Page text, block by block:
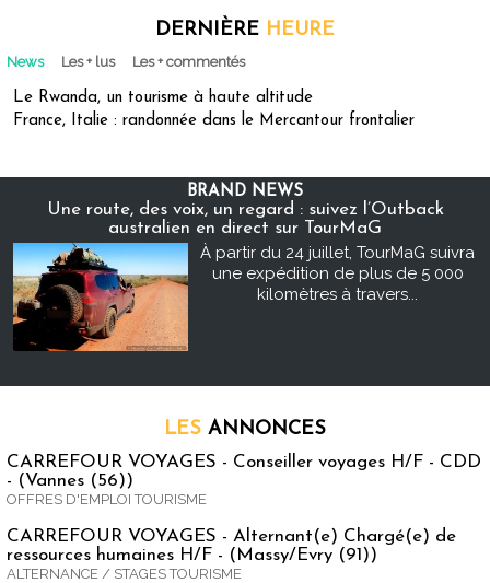
DERNIÈRE HEURE
News Les + lus Les + commentés
Le Rwanda, un tourisme à haute altitude
France, Italie : randonnée dans le Mercantour frontalier
BRAND NEWS
Une route, des voix, un regard : suivez l’Outback
australien en direct sur TourMaG
À partir du 24 juillet, TourMaG suivra
une expédition de plus de 5 000
kilomètres à travers...
LES ANNONCES
CARREFOUR VOYAGES - Conseiller voyages H/F - CDD
- (Vannes (56))
OFFRES D'EMPLOI TOURISME
CARREFOUR VOYAGES - Alternant(e) Chargé(e) de
ressources humaines H/F - (Massy/Evry (91))
ALTERNANCE / STAGES TOURISME